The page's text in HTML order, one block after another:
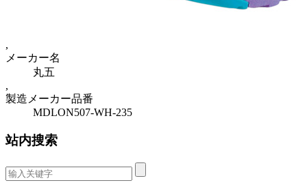
,
メーカー名
丸五
,
製造メーカー品番
MDLON507-WH-235
站内搜索